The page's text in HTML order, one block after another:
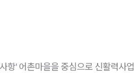
항' 어촌마을을 중심으로 신활력사업